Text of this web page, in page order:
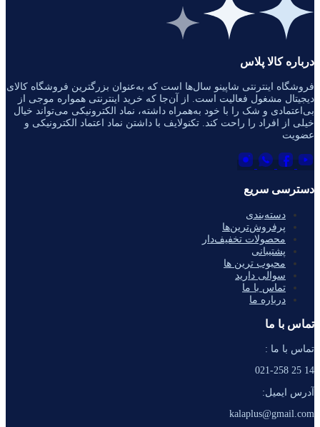
درباره کالا پلاس
فروشگاه اینترنتی شاپینو سال‌ها است که به‌عنوان بزرگترین فروشگاه کالای
دیجیتال مشغول فعالیت است. از آن‌جا که خرید اینترنتی همواره موجی از
بی‌اعتمادی و شک را با خود به‌همراه داشته، نماد الکترونیکی می‌تواند خیال
خیلی از افراد را راحت کند. تکنولایف با داشتن نماد اعتماد الکترونیکی و
عضویت
دسترسی سریع
دسته‌بندی
پرفروش‌ترین‌ها
محصولات تخفیف‌دار
پشتیبانی
محبوب ترین ها
سوالی دارید
تماس با ما
درباره ما
تماس با ما
تماس با ما :
14 25 021-258
آدرس ایمیل:
kalaplus@gmail.com